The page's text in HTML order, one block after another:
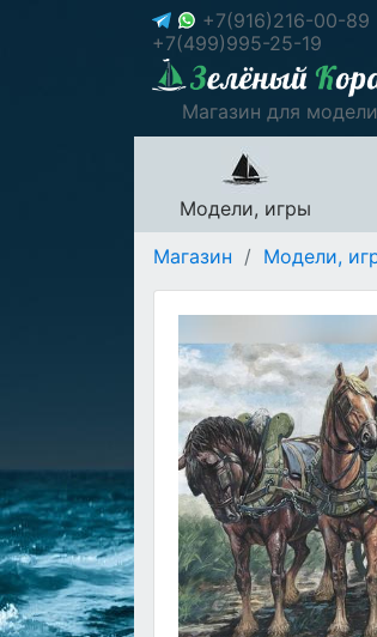
+7(916)216-00-89
+7(499)995-25-19
Магазин для
Модели, игры
Магазин / Модели,